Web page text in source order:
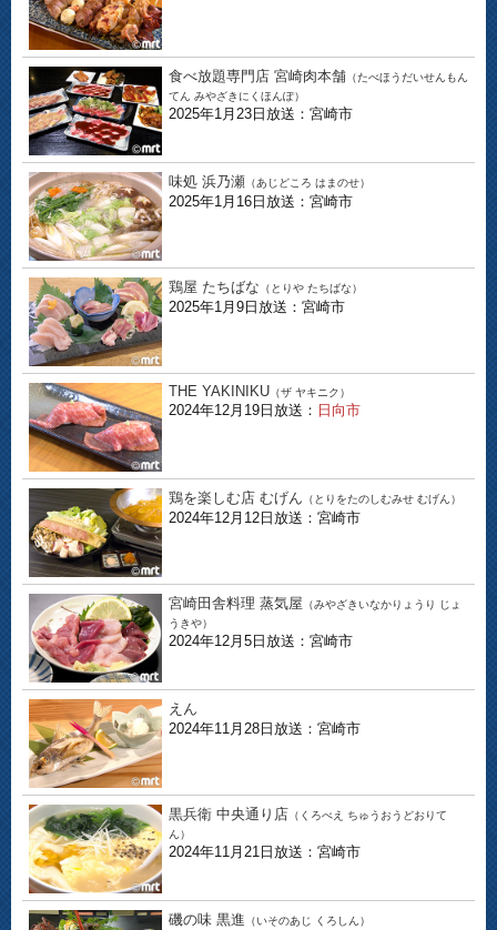
食べ放題専門店 宮崎肉本舗 （たべほうだいせんもん
てん みやざきにくほんぽ）
2025年1月23日放送：宮崎市
味処 浜乃瀬 （あじどころ はまのせ）
2025年1月16日放送：宮崎市
鶏屋 たちばな （とりや たちばな）
2025年1月9日放送：宮崎市
THE YAKINIKU （ザ ヤキニク）
2024年12月19日放送： 日向市
鶏を楽しむ店 むげん （とりをたのしむみせ むげん）
2024年12月12日放送：宮崎市
宮崎田舎料理 蒸気屋 （みやざきいなかりょうり じょ
うきや）
2024年12月5日放送：宮崎市
えん
2024年11月28日放送：宮崎市
黒兵衛 中央通り店 （くろべえ ちゅうおうどおりて
ん）
2024年11月21日放送：宮崎市
磯の味 黒進 （いそのあじ くろしん）